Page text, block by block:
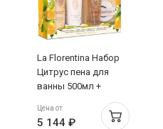
La Florentina Набор
Цитрус пена для
ванны 500мл +
200мл + гель для
Цена от
5 144 ₽